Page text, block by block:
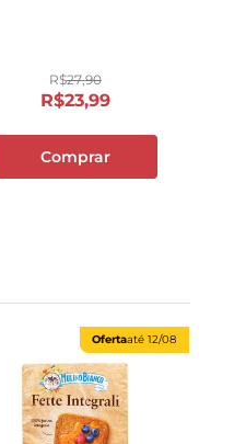
R$27,90
R$23,99
Comprar
Ofertaaté12/08